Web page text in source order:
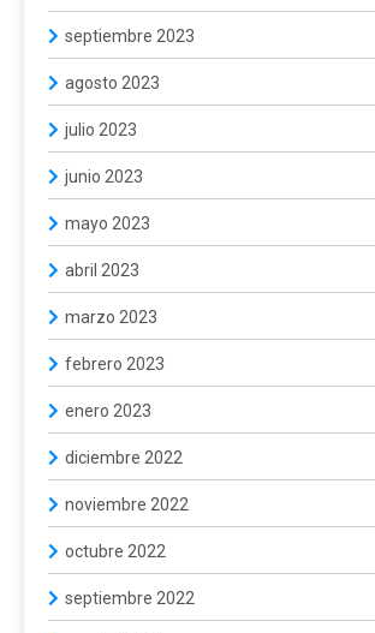
septiembre 2023
agosto 2023
julio 2023
junio 2023
mayo 2023
abril 2023
marzo 2023
febrero 2023
enero 2023
diciembre 2022
noviembre 2022
octubre 2022
septiembre 2022